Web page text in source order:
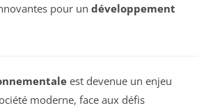
pour un développement
est devenue un enjeu
moderne, face aux défis